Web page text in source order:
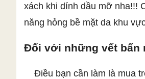
xách khi dính dầu mỡ nha!!!
năng hỏng bề mặt da khu
Đối với những vết bẩn
Điều bạn cần làm là mua